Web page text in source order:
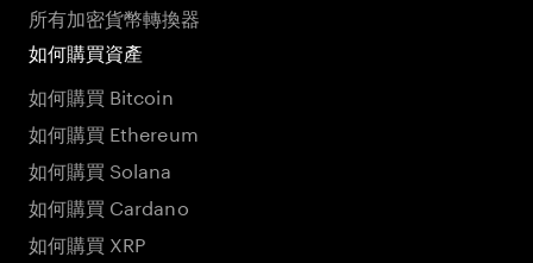
所有加密貨幣轉換器
如何購買資產
如何購買 Bitcoin
如何購買 Ethereum
如何購買 Solana
如何購買 Cardano
如何購買 XRP